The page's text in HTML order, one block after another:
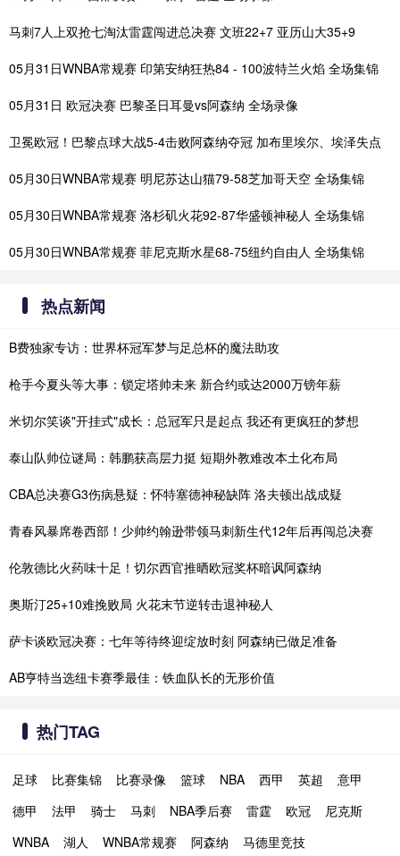
马刺7人上双抢七淘汰雷霆闯进总决赛 文班22+7 亚历山大35+9
05月31日WNBA常规赛 印第安纳狂热84 - 100波特兰火焰 全场集锦
05月31日 欧冠决赛 巴黎圣日耳曼vs阿森纳 全场录像
卫冕欧冠！巴黎点球大战5-4击败阿森纳夺冠 加布里埃尔、埃泽失点
05月30日WNBA常规赛 明尼苏达山猫79-58芝加哥天空 全场集锦
05月30日WNBA常规赛 洛杉矶火花92-87华盛顿神秘人 全场集锦
05月30日WNBA常规赛 菲尼克斯水星68-75纽约自由人 全场集锦
热点新闻
B费独家专访：世界杯冠军梦与足总杯的魔法助攻
枪手今夏头等大事：锁定塔帅未来 新合约或达2000万镑年薪
米切尔笑谈"开挂式"成长：总冠军只是起点 我还有更疯狂的梦想
泰山队帅位谜局：韩鹏获高层力挺 短期外教难改本土化布局
CBA总决赛G3伤病悬疑：怀特塞德神秘缺阵 洛夫顿出战成疑
青春风暴席卷西部！少帅约翰逊带领马刺新生代12年后再闯总决赛
伦敦德比火药味十足！切尔西官推晒欧冠奖杯暗讽阿森纳
奥斯汀25+10难挽败局 火花末节逆转击退神秘人
萨卡谈欧冠决赛：七年等待终迎绽放时刻 阿森纳已做足准备
AB亨特当选纽卡赛季最佳：铁血队长的无形价值
热门TAG
足球 比赛集锦 比赛录像 篮球 NBA 西甲 英超
意甲
德甲
法甲 骑士 马刺 NBA季后赛 雷霆 欧冠
尼克斯
WNBA
湖人 WNBA常规赛 阿森纳 马德里竞技